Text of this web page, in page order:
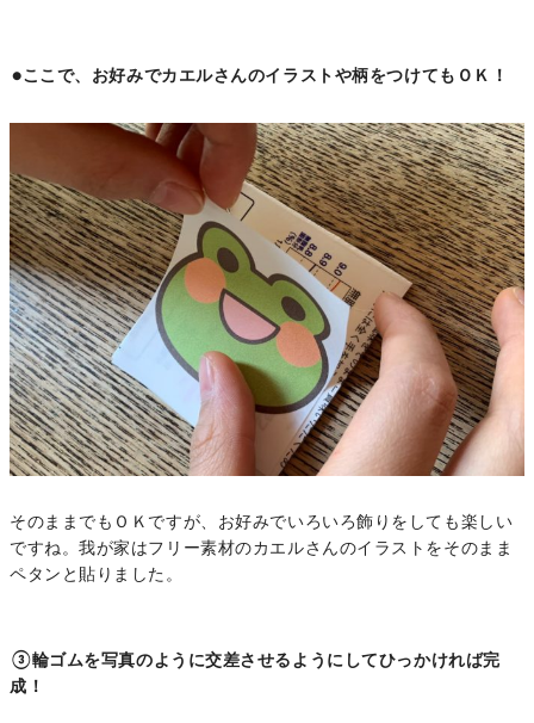
●ここで、お好みでカエルさんのイラストや柄をつけてもＯＫ！
そのままでもＯＫですが、お好みでいろいろ飾りをしても楽しい
ですね。我が家はフリー素材のカエルさんのイラストをそのまま
ペタンと貼りました。
③輪ゴムを写真のように交差させるようにしてひっかければ完
成！